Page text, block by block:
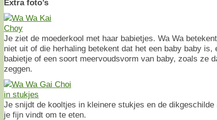
Extra foto’s
Je ziet de moederkool met haar babietjes. Wa Wa
niet uit of die herhaling betekent dat het een baby baby is,
babietje of een soort meervoudsvorm van baby, zoals ze
zeggen.
Je snijdt de kooltjes in kleinere stukjes en de
je fijn vindt om te eten.